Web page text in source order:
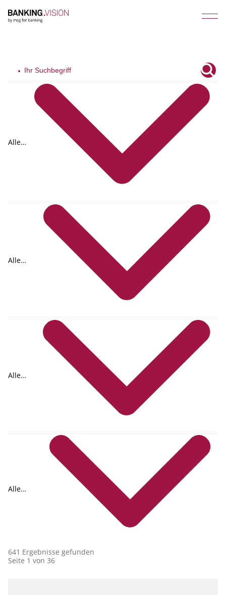
Alle
Alle
Alle
Alle
641 Ergebnisse gefunden
Seite 1 von 36